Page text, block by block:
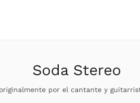
Soda Stereo
por el cantante y